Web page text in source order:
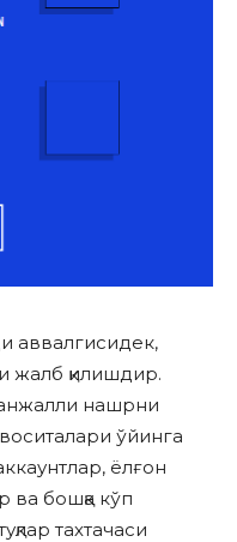
аввалгисидек,
жалб қилишдир.
нашрни
ўйинга
ёлғон
ва бошқа кўп
тахтачаси